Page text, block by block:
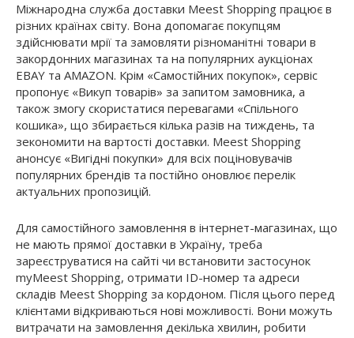
Міжнародна служба доставки Meest Shopping працює в
різних країнах світу. Вона допомагає покупцям
здійснювати мрії та замовляти різноманітні товари в
закордонних магазинах та на популярних аукціонах
EBAY та AMAZON. Крім «Самостійних покупок», сервіс
пропонує «Викуп товарів» за запитом замовника, а
також змогу скористатися перевагами «Спільного
кошика», що збирається кілька разів на тиждень, та
зекономити на вартості доставки. Meest Shopping
анонсує «Вигідні покупки» для всіх поціновувачів
популярних брендів та постійно оновлює перелік
актуальних пропозицій.
Для самостійного замовлення в інтернет-магазинах, що
не мають прямої доставки в Україну, треба
зареєструватися на сайті чи встановити застосунок
myMeest Shopping, отримати ID-номер та адреси
складів Meest Shopping за кордоном. Після цього перед
клієнтами відкриваються нові можливості. Вони можуть
витрачати на замовлення декілька хвилин, робити